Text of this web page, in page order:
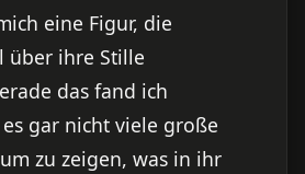
eine Figur, die
über ihre Stille
das fand ich
gar nicht viele große
zu zeigen, was in ihr